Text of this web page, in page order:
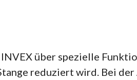
über spezielle
reduziert wird. Bei